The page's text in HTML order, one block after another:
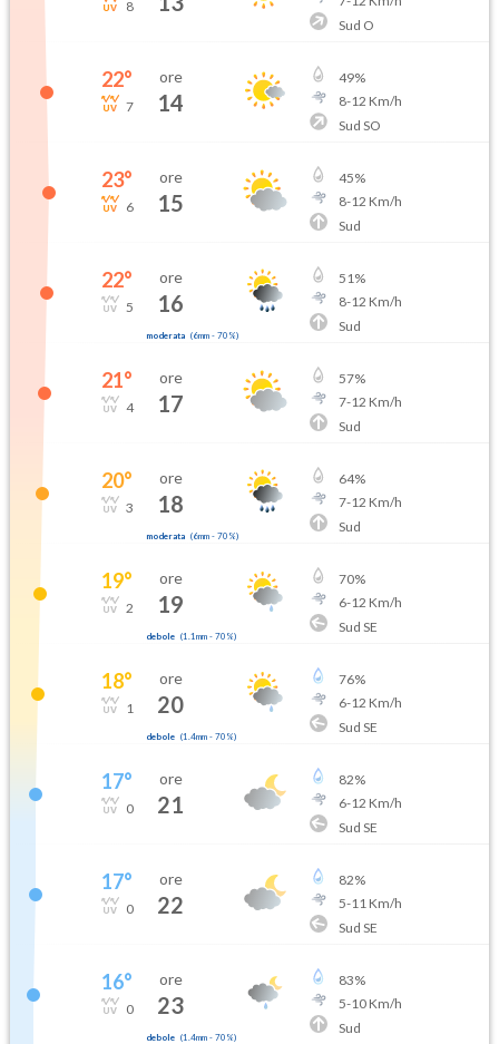
8
Sud O
22°
7
ore
14
49%
8-12 Km/h
Sud SO
23°
6
ore
15
45%
8-12 Km/h
Sud
22°
5
ore
16
moderata (6mm- 70 %)
51%
8-12 Km/h
Sud
21°
4
ore
17
57%
7-12 Km/h
Sud
20°
3
ore
18
moderata (6mm- 70 %)
64%
7-12 Km/h
Sud
19°
2
ore
19
debole (1.1mm- 70 %)
70%
6-12 Km/h
Sud SE
18°
1
ore
20
debole (1.4mm- 70 %)
76%
6-12 Km/h
Sud SE
17°
0
ore
21
82%
6-12 Km/h
Sud SE
17°
0
ore
22
82%
5-11Km/h
Sud SE
16°
0
ore
23
debole (1.4mm- 70 %)
83%
5-10Km/h
Sud